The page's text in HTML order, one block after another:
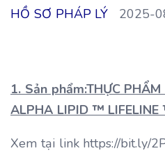
HỒ SƠ PHÁP LÝ 2025-
1. Sản phẩm:THỰC
ALPHA LIPID ™
Xem tại link https://bit.ly/